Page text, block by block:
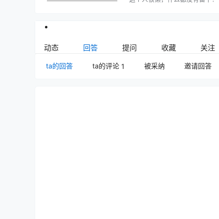
动态 回答 提问 收藏 关注
ta的回答 ta的评论 1 被采纳 邀请回答